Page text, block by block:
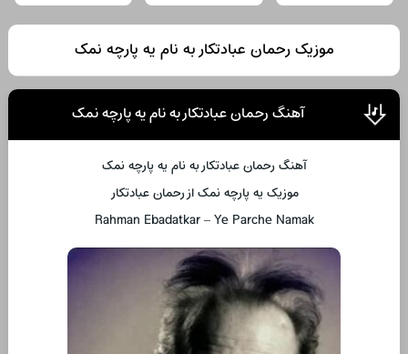
موزیک رحمان عبادتکار به نام یه پارچه نمک
آهنگ رحمان عبادتکار به نام یه پارچه نمک
آهنگ رحمان عبادتکار به نام یه پارچه نمک
موزیک یه پارچه نمک از رحمان عبادتکار
Rahman Ebadatkar – Ye Parche Namak